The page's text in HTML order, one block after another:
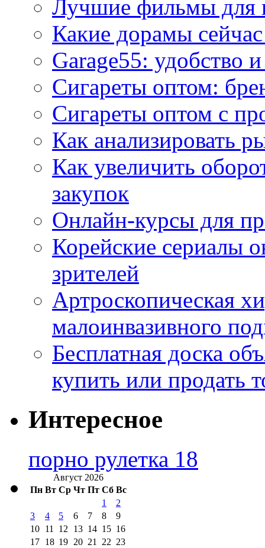
Лучшие фильмы для
Какие дорамы
Garage55: удобство
Сигареты оптом:
Сигареты оптом с
Как анализировать
Как увеличить
закупок
Онлайн-курсы для
Корейские сериалы
зрителей
Артроскопическая
малоинвазивного
Бесплатная доска
купить или продать
Интересное
порно рулетка 18
Август 2026
Пн Вт Ср Чт Пт Сб Вс
1
2
3
4 5 6 7 8
9
10 11 12 13 14 15 16
17 18 19 20 21 22 23